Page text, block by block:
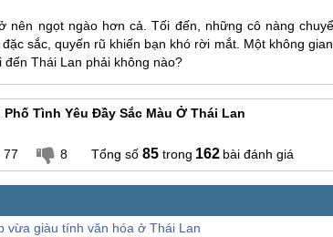
nên ngọt ngào hơn cả. Tối đến, những cô nàng
sắc, quyến rũ khiến bạn khó rời mắt. Một không
đếnThái Lan phải không nào?
Phố Tình Yêu Đầy Sắc Màu Ở Thái Lan
77 8 85 162 bài đánh giá
vừa giàu tính văn hóa ở Thái Lan